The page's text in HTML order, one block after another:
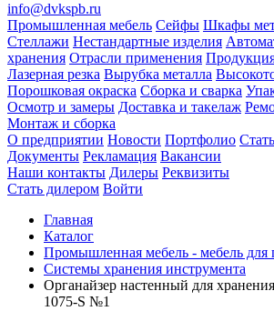
info@dvkspb.ru
Промышленная мебель Сейфы Шкафы
Стеллажи Нестандартные изделия
хранения Отрасли применения
Лазерная резка Вырубка металла
Порошковая окраска Сборка и сварка
Осмотр и замеры Доставка и такелаж
Монтаж и сборка
О предприятии Новости Портфолио
Документы Рекламация Вакансии
Наши контакты Дилеры Реквизиты
Стать дилером Войти
Главная
Каталог
Промышленная мебель - мебель для
Системы хранения инструмента
Органайзер настенный для
1075-S №1